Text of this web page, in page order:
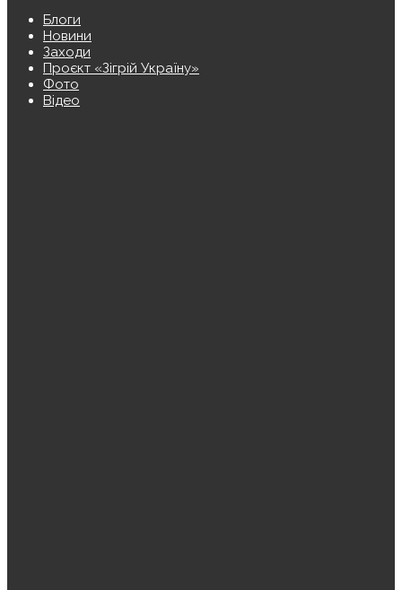
Блоги
Новини
Заходи
Проєкт «Зігрій Україну»
Фото
Відео